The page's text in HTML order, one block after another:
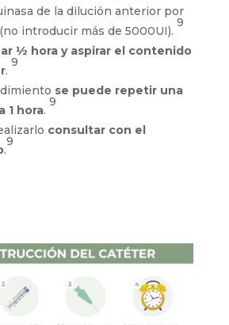
de la dilución anterior por
introducir más de 5000UI).
9
½ hora y aspirar el contenido
.
9
se puede repetir una
1 hora.
9
consultar con el
.
9